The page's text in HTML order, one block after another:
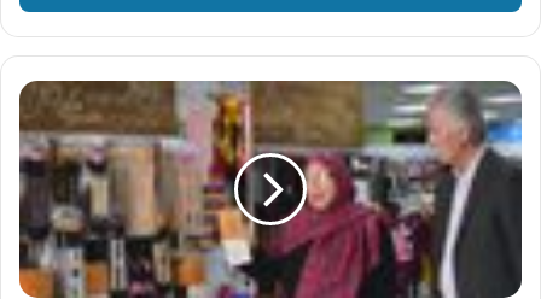
وارد
کنید
آگهی
ضیاکو
،
جوراب